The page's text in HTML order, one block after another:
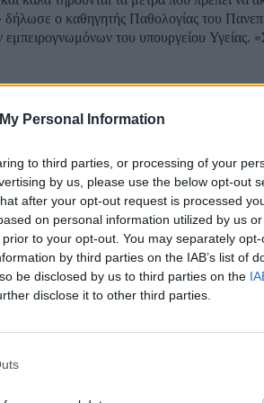
Personal Information
to third parties, or processing of your
by us, please use the below opt-out
after your opt-out request is processed
on personal information utilized by us
to your opt-out. You may separately
by third parties on the IAB’s list of
be disclosed by us to third parties on the
disclose it to other third parties.
ο καθηγητής Παθολογίας του
εμπειρογνωμόνων του υπουργείου Υγείας.
αλλά και από Βραζιλία, απασχολούν
στον ΣΚΑΪ ο καθηγητής και μέλος της
Χαράλαμπος Γώγος. Όπως εξήγησε, σε
οι εκκλησίες»
Επιτροπή Λοιμωξιολόγων το θέμα του
μιλώντας στο Evening Report και τον